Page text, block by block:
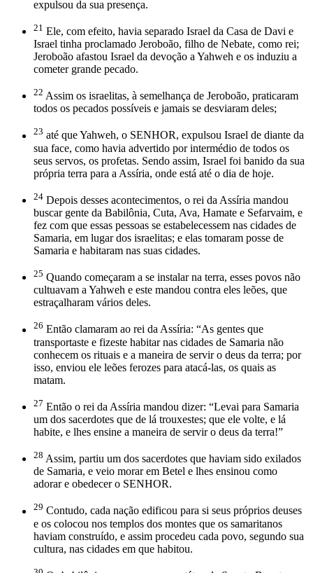
expulsou da sua presença.
21 Ele, com efeito, havia separado Israel da Casa de Davi e
Israel tinha proclamado Jeroboão, filho de Nebate, como rei;
Jeroboão afastou Israel da devoção a Yahweh e os induziu a
cometer grande pecado.
22 Assim os israelitas, à semelhança de Jeroboão, praticaram
todos os pecados possíveis e jamais se desviaram deles;
23 até que Yahweh, o SENHOR, expulsou Israel de diante da
sua face, como havia advertido por intermédio de todos os
seus servos, os profetas. Sendo assim, Israel foi banido da sua
própria terra para a Assíria, onde está até o dia de hoje.
24 Depois desses acontecimentos, o rei da Assíria mandou
buscar gente da Babilônia, Cuta, Ava, Hamate e Sefarvaim, e
fez com que essas pessoas se estabelecessem nas cidades de
Samaria, em lugar dos israelitas; e elas tomaram posse de
Samaria e habitaram nas suas cidades.
25 Quando começaram a se instalar na terra, esses povos não
cultuavam a Yahweh e este mandou contra eles leões, que
estraçalharam vários deles.
26 Então clamaram ao rei da Assíria: “As gentes que
transportaste e fizeste habitar nas cidades de Samaria não
conhecem os rituais e a maneira de servir o deus da terra; por
isso, enviou ele leões ferozes para atacá-las, os quais as
matam.
27 Então o rei da Assíria mandou dizer: “Levai para Samaria
um dos sacerdotes que de lá trouxestes; que ele volte, e lá
habite, e lhes ensine a maneira de servir o deus da terra!”
28 Assim, partiu um dos sacerdotes que haviam sido exilados
de Samaria, e veio morar em Betel e lhes ensinou como
adorar e obedecer o SENHOR.
29 Contudo, cada nação edificou para si seus próprios deuses
e os colocou nos templos dos montes que os samaritanos
haviam construído, e assim procedeu cada povo, segundo sua
cultura, nas cidades em que habitou.